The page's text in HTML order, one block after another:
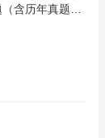
含历年真题）